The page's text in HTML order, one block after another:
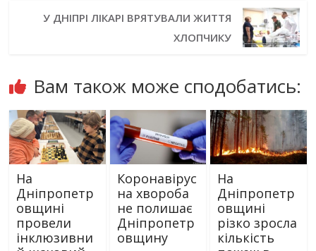
У ДНІПРІ ЛІКАРІ ВРЯТУВАЛИ ЖИТТЯ
ХЛОПЧИКУ
Вам також може сподобатись:
На
Дніпропетр
овщині
провели
інклюзивни
Коронавірус
на хвороба
не полишає
Дніпропетр
овщину
На
Дніпропетр
овщині
різко зросла
кількість